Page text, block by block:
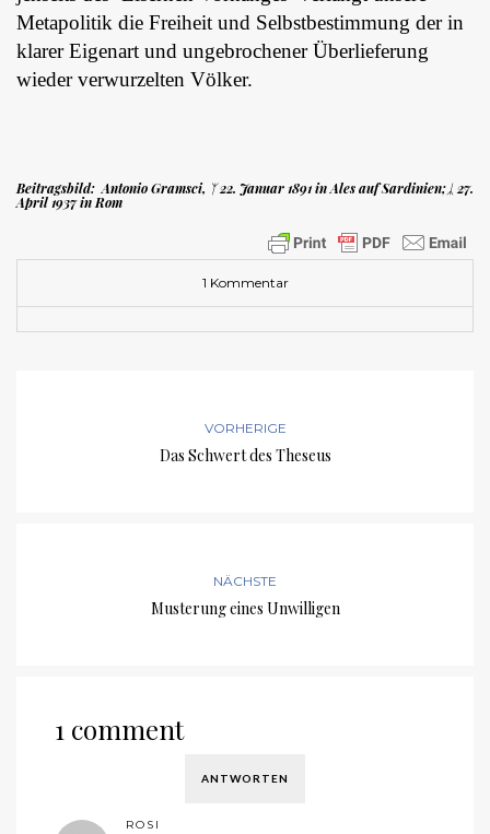
Metapolitik die Freiheit und Selbstbestimmung der in
klarer Eigenart und ungebrochener Überlieferung
wieder verwurzelten Völker.
Beitragsbild: Antonio Gramsci, ᛉ22. Januar 1891 in Ales auf Sardinien;ᛣ27.
April 1937 in Rom
1 Kommentar
VORHERIGE
Das Schwert des Theseus
NÄCHSTE
Musterung eines Unwilligen
1 comment
ANTWORTEN
ROSI